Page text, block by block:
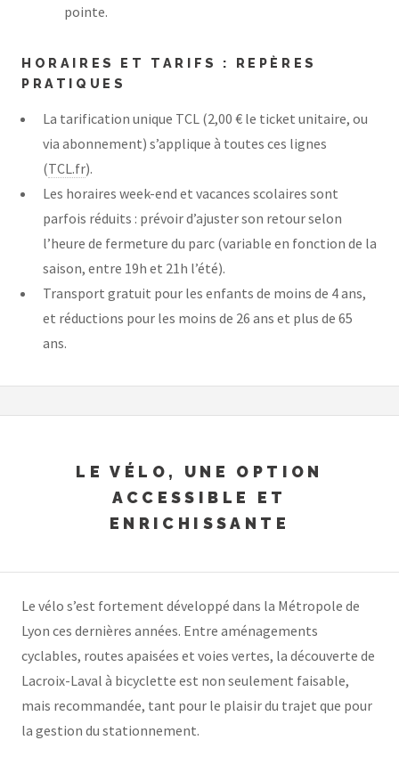
pointe.
HORAIRES ET TARIFS : REPÈRES
PRATIQUES
La tarification unique TCL (2,00 € le ticket unitaire, ou
via abonnement) s’applique à toutes ces lignes
(TCL.fr).
Les horaires week-end et vacances scolaires sont
parfois réduits : prévoir d’ajuster son retour selon
l’heure de fermeture du parc (variable en fonction de la
saison, entre 19h et 21h l’été).
Transport gratuit pour les enfants de moins de 4 ans,
et réductions pour les moins de 26 ans et plus de 65
ans.
LE VÉLO, UNE OPTION
ACCESSIBLE ET
ENRICHISSANTE
Le vélo s’est fortement développé dans la Métropole de
Lyon ces dernières années. Entre aménagements
cyclables, routes apaisées et voies vertes, la découverte de
Lacroix-Laval à bicyclette est non seulement faisable,
mais recommandée, tant pour le plaisir du trajet que pour
la gestion du stationnement.